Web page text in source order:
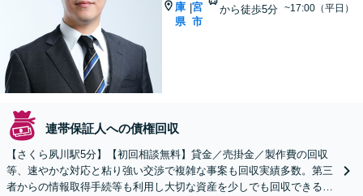
庫
県
|宮
市
から徒歩5分 ~17:00（平日）
連帯保証人への債権回収
【さくら夙川駅5分】【初回相談無料】貸金／売掛金／製作費の回収
等、速やかな対応と粘り強い交渉で複雑な事案も回収実績多数。第三
者からの情報取得手続等も利用し大切な資産を少しでも回収できるよ